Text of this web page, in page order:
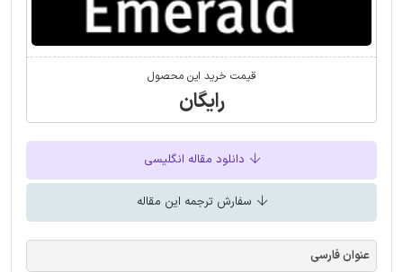
قیمت خرید این محصول
رایگان
دانلود مقاله انگلیسی
سفارش ترجمه این مقاله
عنوان فارسی